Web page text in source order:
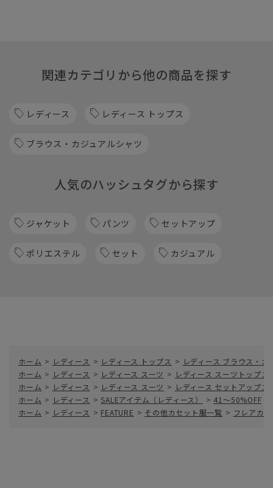
関連カテゴリから他の商品を探す
レディース レディース トップス
ブラウス・カジュアルシャツ
人気のハッシュタグから探す
ジャケット パンツ セットアップ
ポリエステル セット カジュアル
ホーム > レディース > レディース トップス > レディース ブラウス・カ
ホーム > レディース > レディース スーツ > レディース スーツトップス
ホーム > レディース > レディース スーツ > レディース セットアップス
ホーム > レディース > SALEアイテム（レディース） > 41～50%OFF
ホーム > レディース > FEATURE > その他カセット服一覧 > フレアカ